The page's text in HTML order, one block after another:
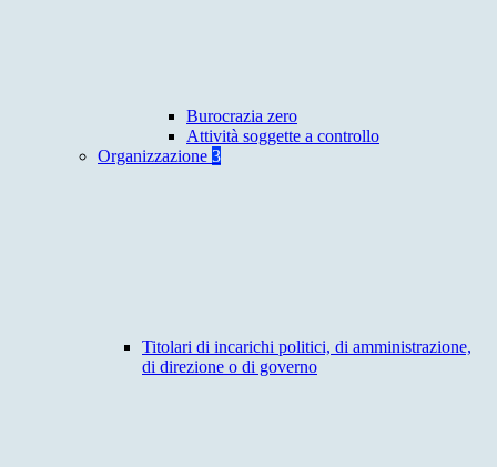
Burocrazia zero
Attività soggette a controllo
Organizzazione 3
Titolari di incarichi politici, di amministrazione,
di direzione o di governo